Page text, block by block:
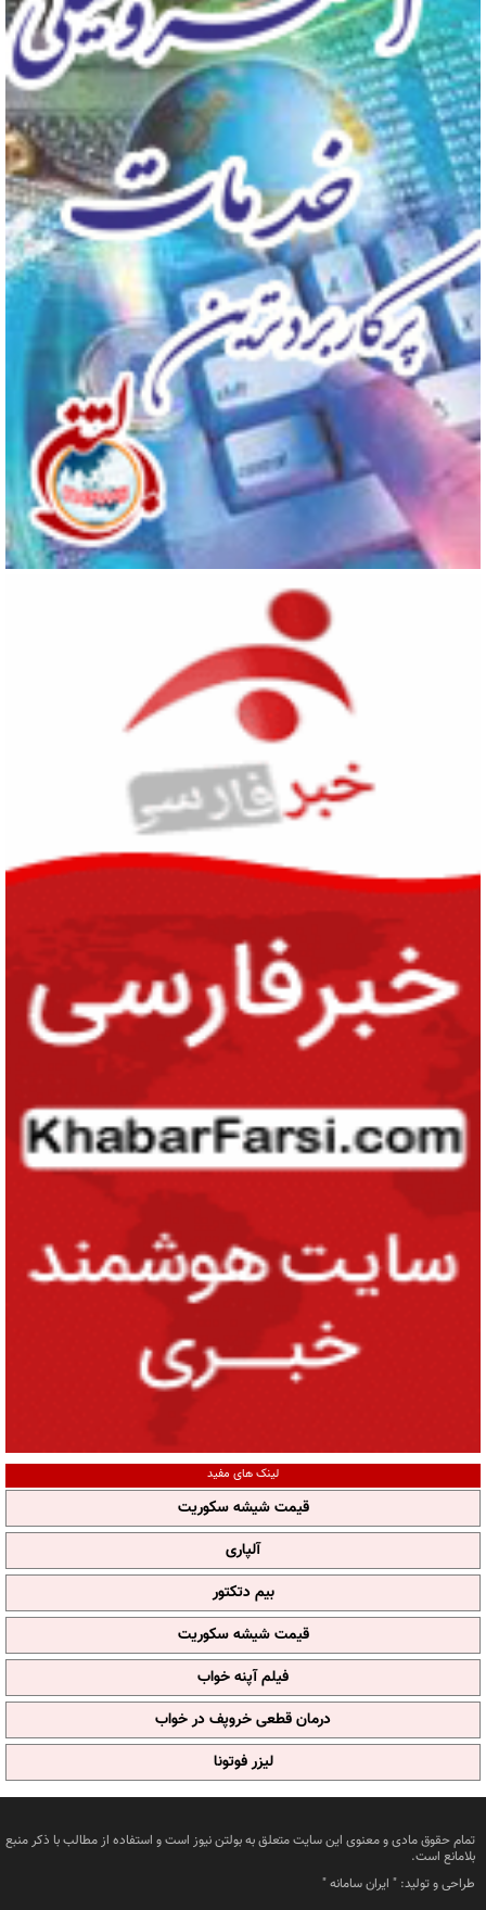
لینک های مفید
قیمت شیشه سکوریت
آلپاری
بیم دتکتور
قیمت شیشه سکوریت
فیلم آپنه خواب
درمان قطعی خروپف در خواب
لیزر فوتونا
تمام حقوق مادی و معنوی این سایت متعلق به بولتن نیوز است و استفاده از مطالب با ذکر منبع
بلامانع است.
طراحی و تولید: " ایران سامانه"